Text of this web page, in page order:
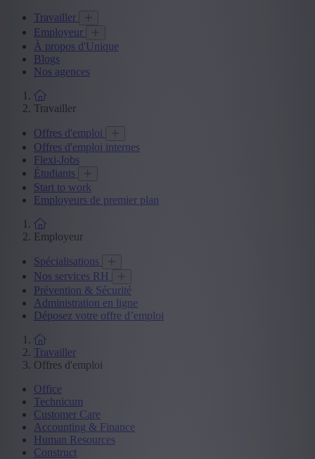
Travailler
Employeur
À propos d'Unique
Blogs
Nos agences
Travailler
Offres d'emploi
Offres d'emploi internes
Flexi-Jobs
Étudiants
Start to work
Employeurs de premier plan
Employeur
Spécialisations
Nos services RH
Prévention & Sécurité
Administration en ligne
Déposez votre offre d’emploi
Travailler
Offres d'emploi
Office
Technicum
Customer Care
Accounting & Finance
Human Resources
Construct